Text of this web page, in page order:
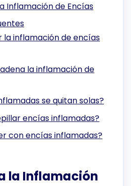
Inflamación de Encías
la inflamación de encías
la inflamación de
se quitan solas?
encías inflamadas?
con encías inflamadas?
la Inflamación